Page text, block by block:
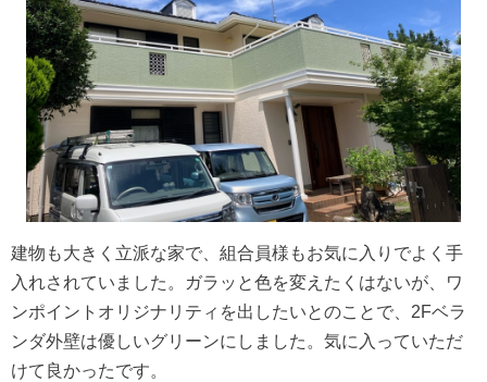
建物も大きく立派な家で、組合員様もお気に入りでよく手
入れされていました。ガラッと色を変えたくはないが、ワ
ンポイントオリジナリティを出したいとのことで、2Fベラ
ンダ外壁は優しいグリーンにしました。気に入っていただ
けて良かったです。